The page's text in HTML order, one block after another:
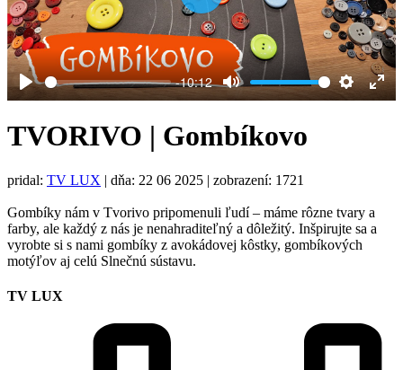
Play
-10:12
Mute Settings
Play
TVORIVO | Gombíkovo
pridal: TV LUX | dňa: 22 06 2025 | zobrazení: 1721
Gombíky nám v Tvorivo pripomenuli ľudí – máme rôzne tvary a
farby, ale každý z nás je nenahraditeľný a dôležitý. Inšpirujte sa a
vyrobte si s nami gombíky z avokádovej kôstky, gombíkových
motýľov aj celú Slnečnú sústavu.
TV LUX